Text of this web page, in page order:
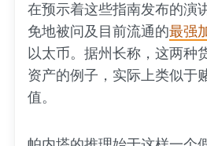
在预示着这些指南发布的演
免地被问及目前流通的最强
以太币。据州长称，这两种
资产的例子，实际上类似于
值。